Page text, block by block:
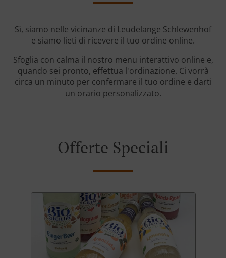
Sì, siamo nelle vicinanze di Leudelange Schlewenhof
e siamo lieti di ricevere il tuo ordine online.
Sfoglia con calma il nostro menu interattivo online e,
quando sei pronto, effettua l'ordinazione. Ci vorrà
circa un minuto per confermare il tuo ordine e darti
un orario personalizzato.
Offerte Speciali